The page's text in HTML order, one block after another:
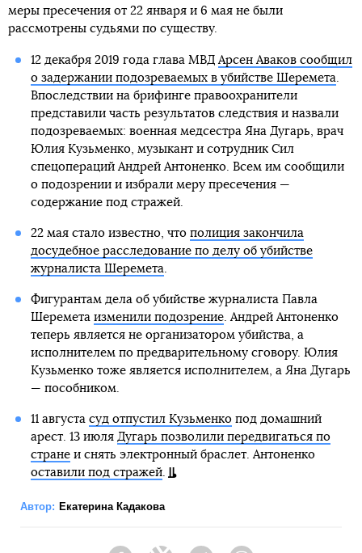
меры пресечения от 22 января и 6 мая не были
рассмотрены судьями по существу.
12 декабря 2019 года глава МВД Арсен Аваков сообщил
о задержании подозреваемых в убийстве Шеремета
Впоследствии на брифинге правоохранители
представили часть результатов следствия и назвали
подозреваемых: военная медсестра Яна Дугарь, врач
Юлия Кузьменко, музыкант и сотрудник Сил
спецопераций Андрей Антоненко. Всем им сообщили
о подозрении и избрали меру пресечения —
содержание под стражей.
22 мая стало известно, что полиция закончила
досудебное расследование по делу об убийстве
журналиста Шеремета
Фигурантам дела об убийстве журналиста Павла
Шеремета изменили подозрение. Андрей Антоненко
теперь является не организатором убийства, а
исполнителем по предварительному сговору. Юлия
Кузьменко тоже является исполнителем, а Яна Дугарь
— пособником.
11 августа суд отпустил Кузьменкопод домашний
арест. 13 июля Дугарь позволили передвигаться по
странеи снять электронный браслет. Антоненко
оставили под стражей.
Автор: Екатерина Кадакова